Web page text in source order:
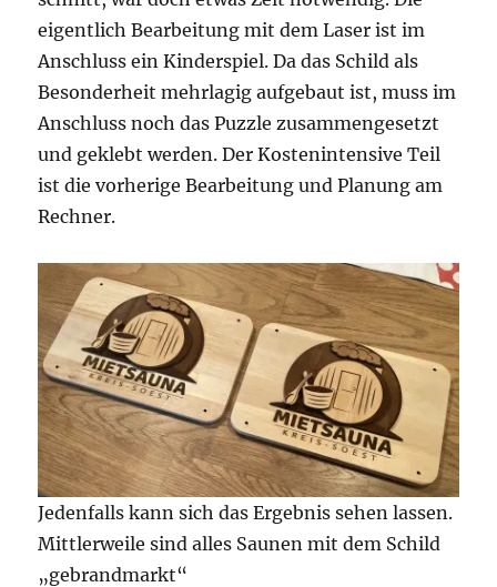
eigentlich Bearbeitung mit dem Laser ist im
Anschluss ein Kinderspiel. Da das Schild als
Besonderheit mehrlagig aufgebaut ist, muss im
Anschluss noch das Puzzle zusammengesetzt
und geklebt werden. Der Kostenintensive Teil
ist die vorherige Bearbeitung und Planung am
Rechner.
Jedenfalls kann sich das Ergebnis sehen lassen.
Mittlerweile sind alles Saunen mit dem Schild
„gebrandmarkt“